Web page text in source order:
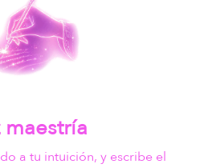
maestría
a tu intuición, y escribe el